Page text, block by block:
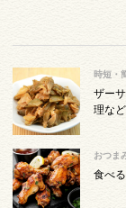
時短・
ザー
理な
おつま
食べ